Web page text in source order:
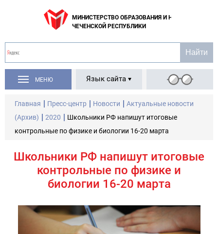
МИНИСТЕРСТВО ОБРАЗОВАНИЯ И НАУКИ
ЧЕЧЕНСКОЙ РЕСПУБЛИКИ
МЕНЮ Язык сайта
Главная Пресс-центр Новости
Актуальные новости
(Архив)
2020
Школьники РФ напишут итоговые
контрольные по физике и биологии 16-20 марта
Школьники РФ напишут итоговые
контрольные по физике и
биологии 16-20 марта